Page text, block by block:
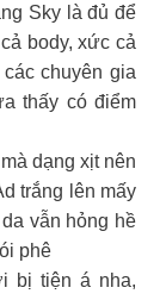
Sky là đủ để
body, xức cả
chuyên gia
thấy có điểm
dạng xịt nên
trắng lên mấy
vẫn hỏng hề
phê
bị tiện á nha,